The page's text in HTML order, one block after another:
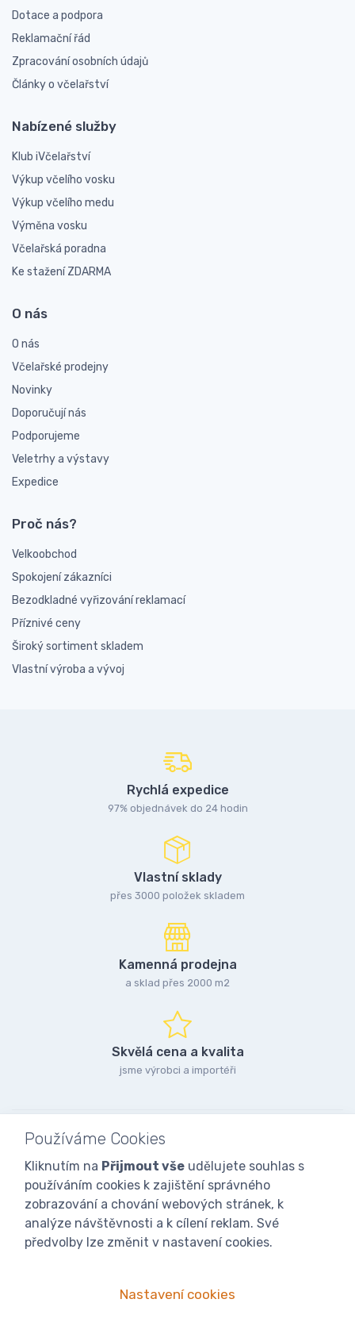
Dotace a podpora
Reklamační řád
Zpracování osobních údajů
Články o včelařství
Nabízené služby
Klub iVčelařství
Výkup včelího vosku
Výkup včelího medu
Výměna vosku
Včelařská poradna
Ke stažení ZDARMA
O nás
O nás
Včelařské prodejny
Novinky
Doporučují nás
Podporujeme
Veletrhy a výstavy
Expedice
Proč nás?
Velkoobchod
Spokojení zákazníci
Bezodkladné vyřizování reklamací
Příznivé ceny
Široký sortiment skladem
Vlastní výroba a vývoj
Rychlá expedice
97% objednávek do 24 hodin
Vlastní sklady
přes 3000 položek skladem
Kamenná prodejna
a sklad přes 2000 m2
Skvělá cena a kvalita
jsme výrobci a importéři
Používáme Cookies
Kliknutím na Přijmout vše udělujete souhlas s
používáním cookies k zajištění správného
zobrazování a chování webových stránek, k
analýze návštěvnosti a k cílení reklam. Své
předvolby lze změnit v nastavení cookies.
Nastavení cookies